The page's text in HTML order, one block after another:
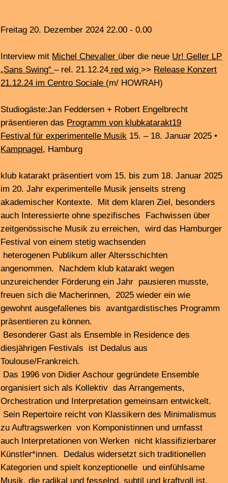
zeitgenössische Musik zu erreichen, wird das Hamburger
heterogenen Publikum aller Altersschichten
angenommen. Nachdem klub katarakt wegen
unzureichender Förderung ein Jahr pausieren musste,
freuen sich die Macherinnen, 2025 wieder ein wie
Besonderer Gast als Ensemble in Residence des
diesjährigen Festivals ist Dedalus aus
Toulouse/Frankreich.
Das 1996 von Didier Aschour gegründete Ensemble
organisiert sich als Kollektiv das Arrangements,
zu Auftragswerken von Komponistinnen und umfasst
auch Interpretationen von Werken nicht klassifizierbarer
Künstler*innen. Dedalus widersetzt sich traditionellen
Kategorien und spielt konzeptionelle und einfühlsame
Musik, die radikal und fesselnd, subtil und kraftvoll ist.
im Eröffnungskonzert auftreten.
Ein großer Fokus des Festivals liegt auf raumbezogener
Musik. Die drei ineinander übergehenden Hallen auf
Kampnagel, in denen die Konzerte stattfinden, laden dazu
ein, sich fließend durch die Klänge zu bewegen. So wird
es bei der Eröffnung wieder eines der traditionellen
aktiven Teil einer Konzertinstallation wird. In der „Langen
Nacht“ präsentiert das Festival primär Erst- und
Uraufführungen der hiesigen Szene sowie internationaler
Gäste.
In Kooperation mit der Kurzfilm Agentur Hamburg werden
auch Experimentalfilme das Musikprogramm begleiten.
das Line-up 2025:
Performer*innen
Ensemble Dedalus in Residence (Didier Aschour, Amélie
Berson, Cyprien Busolini. Eric Chalan, Thierry Madiot,
Pierre-Stéphane Meugé, Christian Pruvost, Silvia Tarozzi,
Deborah Walker), Svetlana Maraš, Ju-Ping Song,
Alfrun Schmid), Gregory Büttner, Kris Kuldkepp, Raspe,
Erik Drescher, Gisbert Watty, Nelly Boyd (Julia Berg,
Robert Engelbrecht, Jan Feddersen, Johann Popp),
Tobias Gronau, René Huthwelker), Matthias Meyer, Pit
Przygodda, Die Dicke Trompete (Anne Wiemann, Annette